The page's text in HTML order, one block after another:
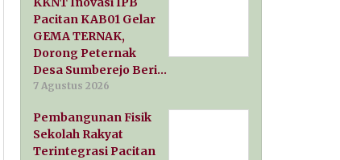
Pacitan KAB01 Gelar
GEMA TERNAK,
Dorong Peternak
Desa Sumberejo Beri…
7 Agustus 2026
Pembangunan Fisik
Sekolah Rakyat
Terintegrasi Pacitan